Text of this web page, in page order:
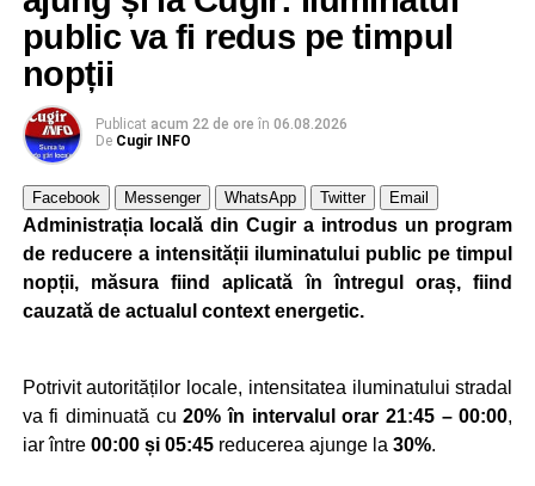
public va fi redus pe timpul
nopții
Publicat acum 22 de ore în 06.08.2026
De Cugir INFO
Facebook Messenger WhatsApp Twitter Email
Administrația locală din Cugir a introdus un program
de reducere a intensității iluminatului public pe timpul
nopții, măsura fiind aplicată în întregul oraș, fiind
cauzată de actualul context energetic.
Potrivit autorităților locale, intensitatea iluminatului stradal
va fi diminuată cu20% în intervalul orar 21:45 – 00:00,
iar între 00:00 și 05:45reducerea ajunge la 30%.